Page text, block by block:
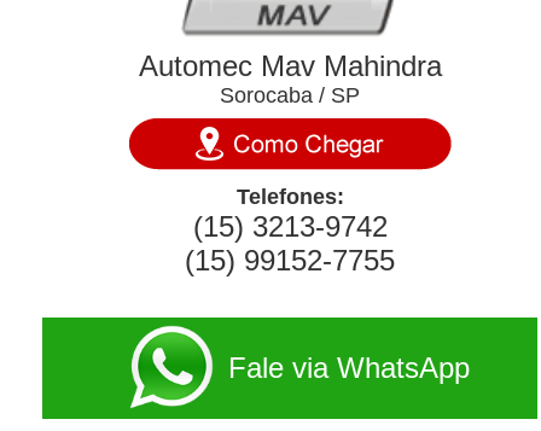
Automec Mav Mahindra
Sorocaba / SP
Telefones:
(15) 3213-9742
(15) 99152-7755
Fale via WhatsApp